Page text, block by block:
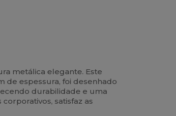
metálica elegante. Este
de espessura, foi desenhado
durabilidade e uma
satisfaz as